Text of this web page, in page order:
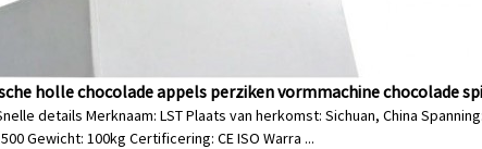
holle chocolade appels perziken vormmachine chocolade
details Merknaam: LST Plaats van herkomst: Sichuan, China
Gewicht: 100kg Certificering: CE ISO Warra ...